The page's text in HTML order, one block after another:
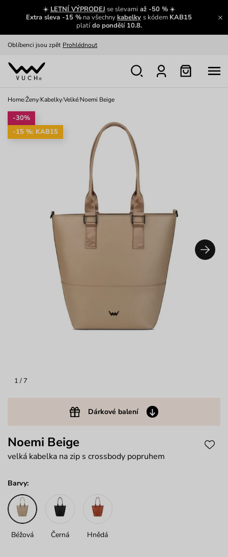
☀️ LETNÍ VÝPRODEJ se slevamiaž -50 %☀️
Extra sleva -15 % na všechnykabelky s kódem KAB15
platído pondělí 10.8.
Zajímavosti ze světa Vuch:
Zobrazit
Oblíbenci jsou zpět Prohlédnout
Nech se inspirovat
Home/Ženy/Kabelky/Velké/Noemi Beige
1 / 7
Dárkové balení
-30%
-15 %: KAB15
Noemi Beige
velká kabelka na zip s crossbody popruhem
Barvy:
Béžová Černá Hnědá